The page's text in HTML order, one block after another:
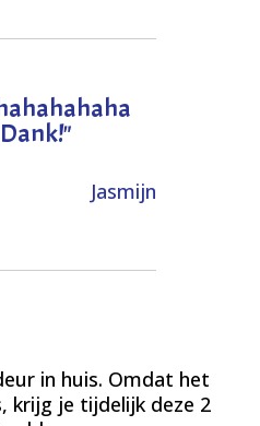
"
Jasmijn
in huis. Omdat het
krijg je tijdelijk deze 2